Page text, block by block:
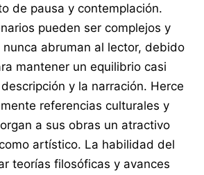
de pausa y contemplación.
pueden ser complejos y
abruman al lector, debido
mantener un equilibrio casi
y la narración. Herce
referencias culturales y
a sus obras un atractivo
artístico. La habilidad del
teorías filosóficas y avances